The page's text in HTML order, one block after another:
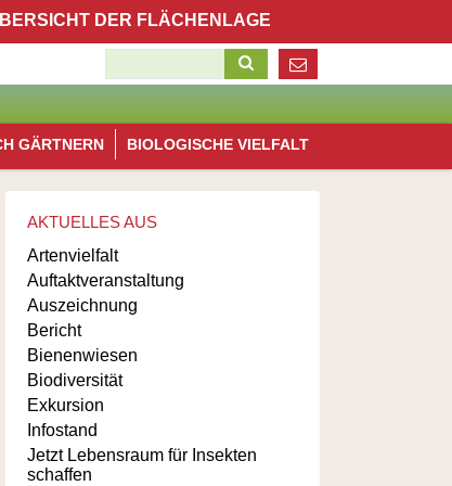
DER FLÄCHENLAGE
Blühfläche Wasserlos
Blühflächen Alzenau
GÄRTNERN BIOLOGISCHE VIELFALT
AKTUELLES AUS
Artenvielfalt
Auftaktveranstaltung
Auszeichnung
Bericht
Bienenwiesen
Biodiversität
Exkursion
Infostand
Jetzt Lebensraum für Insekten
schaffen